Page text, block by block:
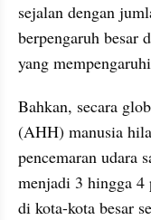
sejalan dengan
berpengaruh besar
yang
Bahkan, secara
(AHH) manusia
pencemaran udara
menjadi 3 hingga 4
di kota-kota besar